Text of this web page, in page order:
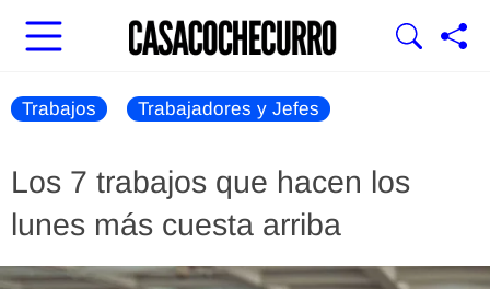
Trabajos Trabajadores y Jefes
Los 7 trabajos que hacen los
lunes más cuesta arriba